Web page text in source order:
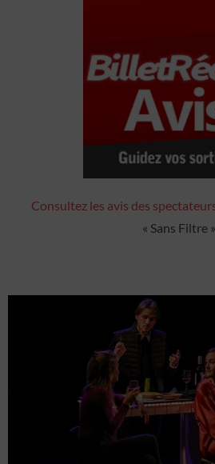
Consultez les avis des
« Sans Filtre »